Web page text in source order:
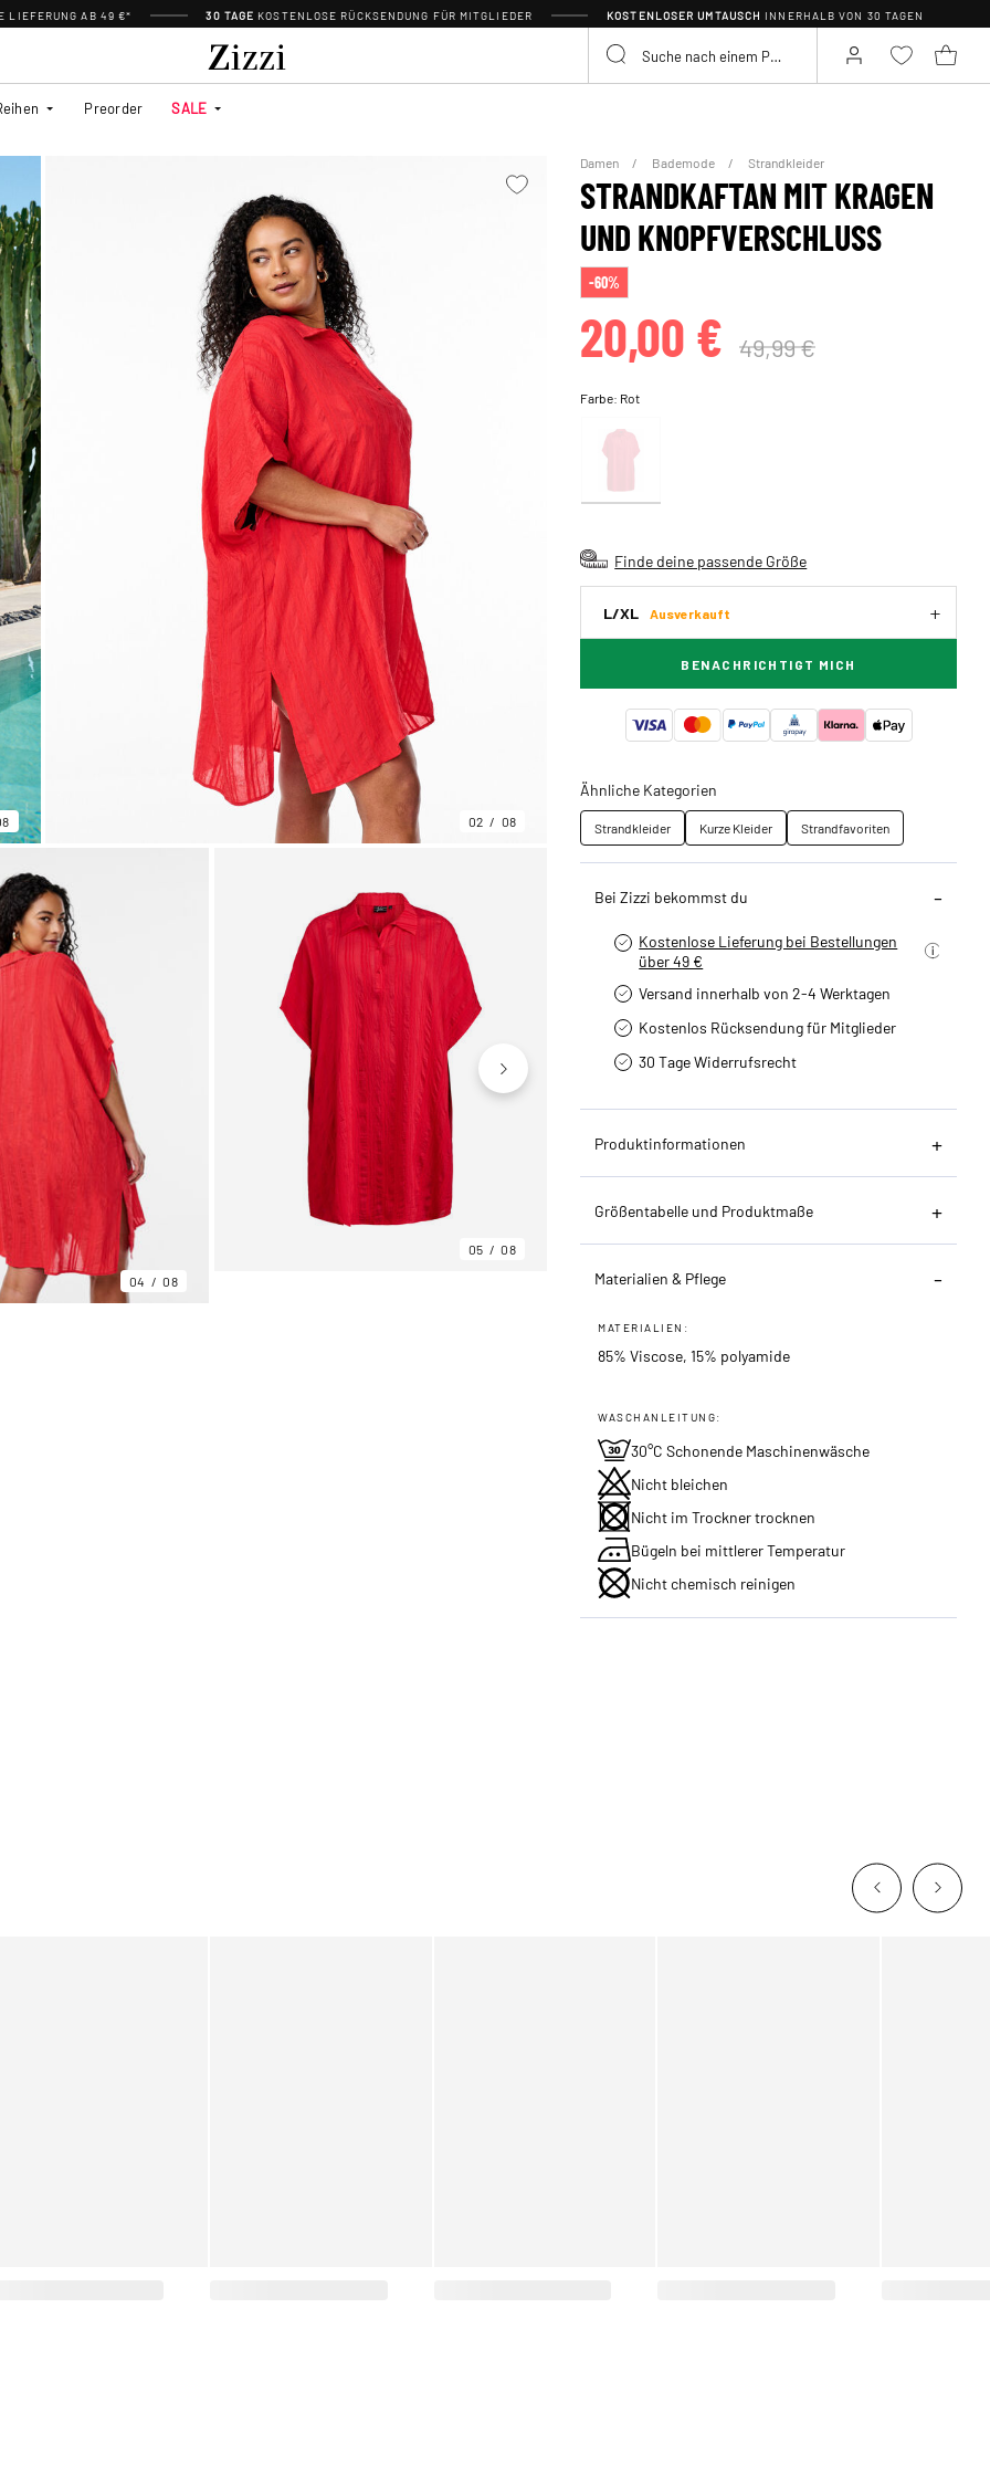
LIEFERUNG AB 49 €* 30 TAGE KOSTENLOSE RÜCKSENDUNG FÜR MITGLIEDER KOSTENLOSER UMTAUSCH INNERHALB VON 30 TAGEN
Preorder SALE
02 08
04 08
05 08 06 08
Damen Bademode Strandkleider
STRANDKAFTAN MIT KRAGEN
UND KNOPFVERSCHLUSS
-60%
20,00 € 49,99 €
Farbe: Rot
Finde deine passende Größe
L/XL Ausverkauft
BENACHRICHTIGT MICH
Ähnliche Kategorien
Strandkleider Kurze Kleider Strandfavoriten
Bei Zizzi bekommst du
Kostenlose Lieferung bei Bestellungen
über 49 €
Versand innerhalb von 2-4 Werktagen
Kostenlos Rücksendung für Mitglieder
30 Tage Widerrufsrecht
Produktinformationen
Größentabelle und Produktmaße
Materialien & Pflege
MATERIALIEN:
85% Viscose, 15% polyamide
WASCHANLEITUNG:
30°C Schonende Maschinenwäsche
Nicht bleichen
Nicht im Trockner trocknen
Bügeln bei mittlerer Temperatur
Nicht chemisch reinigen